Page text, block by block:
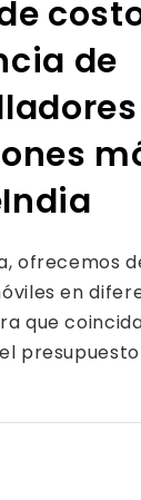
de
ofrecemos
en
que